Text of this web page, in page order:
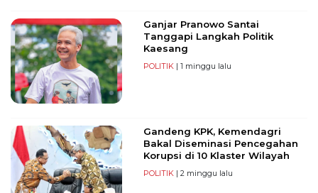
Ganjar Pranowo Santai
Tanggapi Langkah Politik
Kaesang
POLITIK| 1 minggu lalu
Gandeng KPK, Kemendagri
Bakal Diseminasi Pencegahan
Korupsi di 10 Klaster Wilayah
POLITIK| 2 minggu lalu